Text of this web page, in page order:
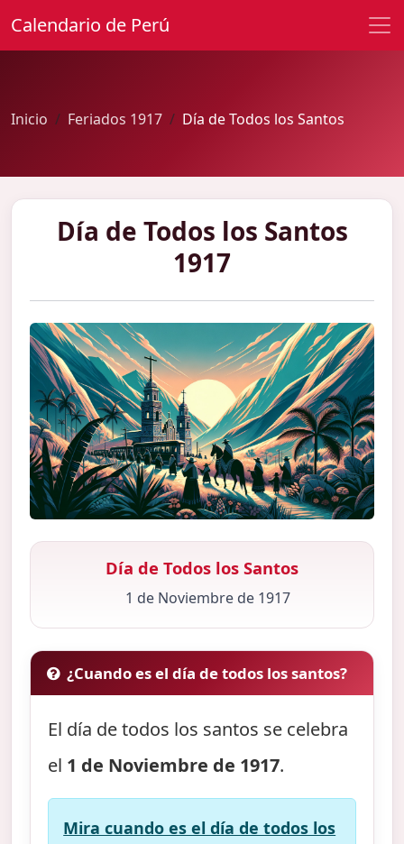
Calendario de Perú
Inicio Feriados 1917 Día de Todos los Santos
Día de Todos los Santos
1917
Día de Todos los Santos
1 de Noviembre de 1917
¿Cuando es el día de todos los santos?
El día de todos los santos se celebra
el 1 de Noviembre de 1917.
Mira cuando es el día de todos los